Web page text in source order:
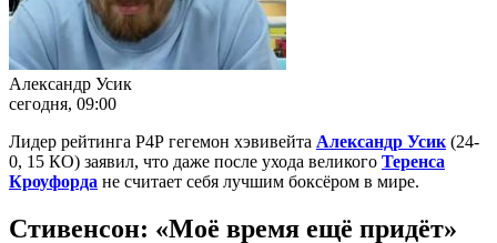
Александр Усик
сегодня, 09:00
Лидер рейтинга Р4Р гегемон хэвивейта Александр Усик (24-
0, 15 КО) заявил, что даже после ухода великого Теренса
Кроуфорда не считает себя лучшим боксёром в мире.
Стивенсон: «Моё время ещё придёт»